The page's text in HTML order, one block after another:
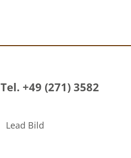
Tel. +49 (271) 3582